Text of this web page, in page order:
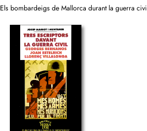
Els bombardeigs de Mallorca durant la guerra